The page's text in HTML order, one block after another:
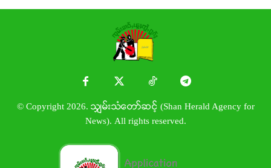
© Copyright 2026. သျှမ်းသံတော်ဆင့် (Shan Herald Agency for
News). All rights reserved.